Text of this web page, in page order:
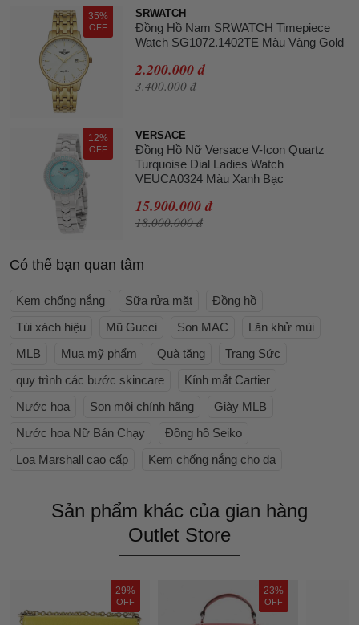
35%
OFF
SRWATCH
Đồng Hồ Nam SRWATCH Timepiece
Watch SG1072.1402TE Màu Vàng Gold
2.200.000 đ
3.400.000 đ
12%
OFF
VERSACE
Đồng Hồ Nữ Versace V-Icon Quartz
Turquoise Dial Ladies Watch
VEUCA0324 Màu Xanh Bạc
15.900.000 đ
18.000.000 đ
Có thể bạn quan tâm
Kem chống nắng Sữa rửa mặt
Đồng hồ
Túi xách hiệu
Mũ Gucci Son MAC
Lăn khử mùi
MLB
Mua mỹ phẩm Quà tặng
Trang Sức
quy trình các bước skincare
Kính mắt Cartier
Nước hoa
Son môi chính hãng
Giày MLB
Nước hoa Nữ Bán Chạy
Đồng hồ Seiko
Loa Marshall cao cấp
Kem chống nắng cho da
Sản phẩm khác của gian hàng
Outlet Store
29%
OFF
23%
OFF